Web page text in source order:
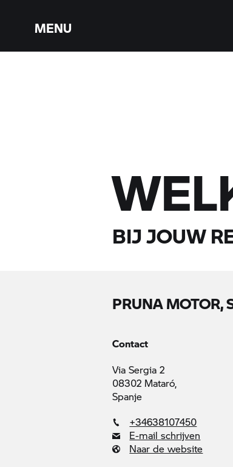
MENU
BIJ JOUW
PRUNA MOTOR,
Contact
Via Sergia 2
08302 Mataró,
Spanje
+34638107450
E-mail schrijven
Naar de website